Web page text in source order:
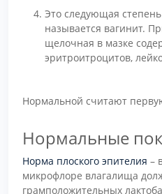
Это следующая
называется вагинит.
щелочная в мазке
эритроитроцитов,
Нормальной считают
Нормальные
Норма плоского эпителия –
микрофлоре влагалища
грамположительных